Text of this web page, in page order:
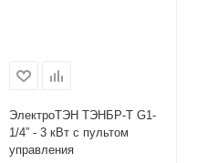
ЭлектроТЭН ТЭНБР-Т G1-
1/4” - 3 кВт с пультом
управления